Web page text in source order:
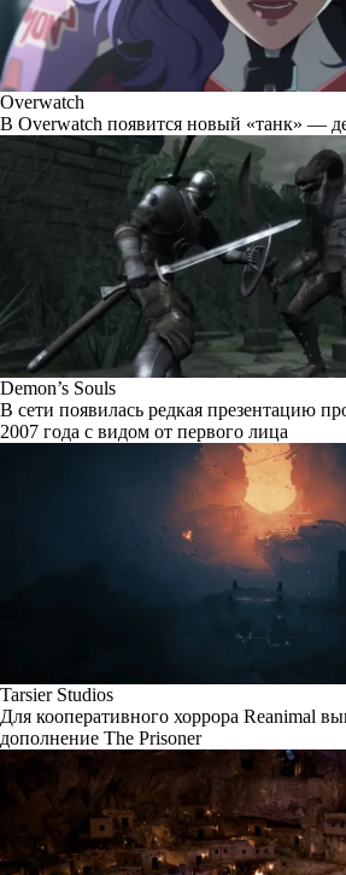
Overwatch
В Overwatch появится новый «танк» —
Demon’s Souls
В сети появилась редкая презентацию
2007 года с видом от первого лица
Tarsier Studios
Для кооперативного хоррора Reanimal
дополнение The Prisoner